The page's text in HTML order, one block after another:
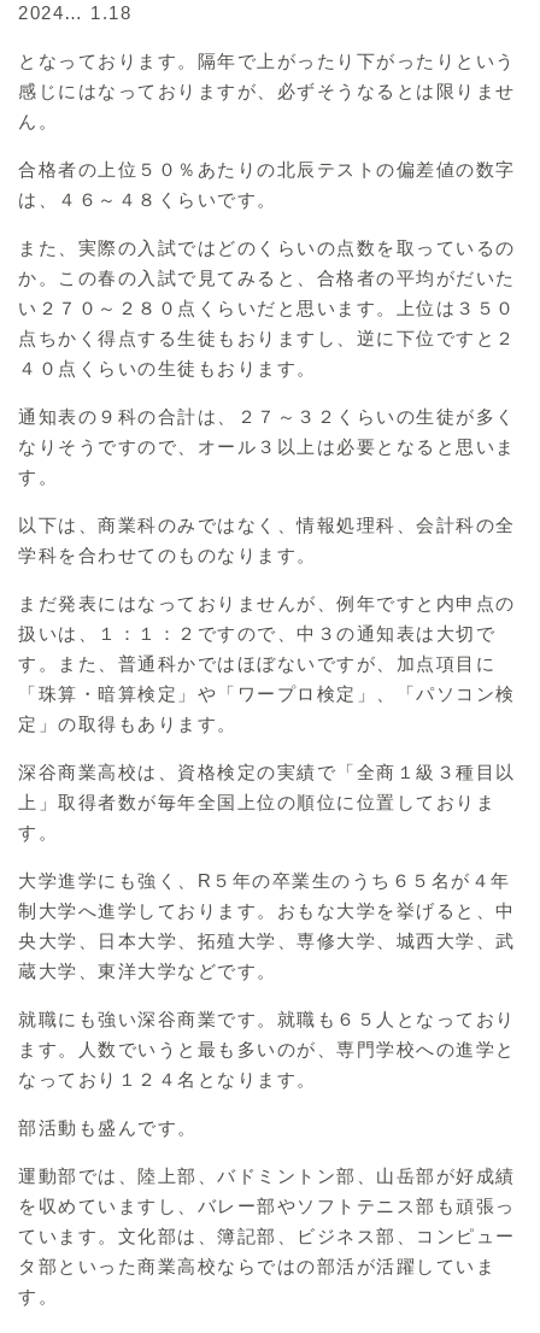
2024… 1.18
となっております。隔年で上がったり下がったりという
感じにはなっておりますが、必ずそうなるとは限りませ
ん。
合格者の上位５０％あたりの北辰テストの偏差値の数字
は、４６～４８くらいです。
また、実際の入試ではどのくらいの点数を取っているの
か。この春の入試で見てみると、合格者の平均がだいた
い２７０～２８０点くらいだと思います。上位は３５０
点ちかく得点する生徒もおりますし、逆に下位ですと２
４０点くらいの生徒もおります。
通知表の９科の合計は、２７～３２くらいの生徒が多く
なりそうですので、オール３以上は必要となると思いま
す。
以下は、商業科のみではなく、情報処理科、会計科の全
学科を合わせてのものなります。
まだ発表にはなっておりませんが、例年ですと内申点の
扱いは、１：１：２ですので、中３の通知表は大切で
す。また、普通科かではほぼないですが、加点項目に
「珠算・暗算検定」や「ワープロ検定」、「パソコン検
定」の取得もあります。
深谷商業高校は、資格検定の実績で「全商１級３種目以
上」取得者数が毎年全国上位の順位に位置しておりま
す。
大学進学にも強く、R５年の卒業生のうち６５名が４年
制大学へ進学しております。おもな大学を挙げると、中
央大学、日本大学、拓殖大学、専修大学、城西大学、武
蔵大学、東洋大学などです。
就職にも強い深谷商業です。就職も６５人となっており
ます。人数でいうと最も多いのが、専門学校への進学と
なっており１２４名となります。
部活動も盛んです。
運動部では、陸上部、バドミントン部、山岳部が好成績
を収めていますし、バレー部やソフトテニス部も頑張っ
ています。文化部は、簿記部、ビジネス部、コンピュー
タ部といった商業高校ならではの部活が活躍していま
す。